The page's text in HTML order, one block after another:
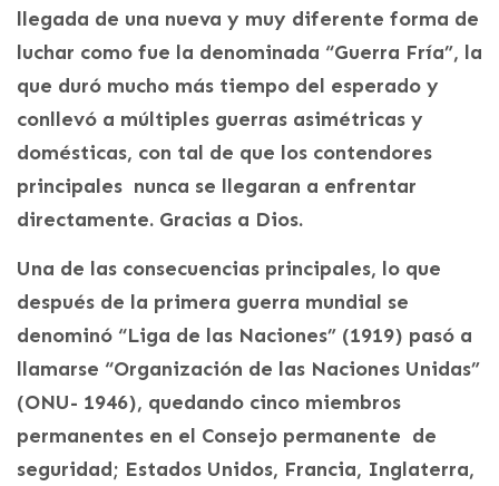
llegada de una nueva y muy diferente forma de
luchar como fue la denominada “Guerra Fría”, la
que duró mucho más tiempo del esperado y
conllevó a múltiples guerras asimétricas y
domésticas, con tal de que los contendores
principales nunca se llegaran a enfrentar
directamente. Gracias a Dios.
Una de las consecuencias principales, lo que
después de la primera guerra mundial se
denominó “Liga de las Naciones” (1919) pasó a
llamarse “Organización de las Naciones Unidas”
(ONU- 1946), quedando cinco miembros
permanentes en el Consejo permanente de
seguridad; Estados Unidos, Francia, Inglaterra,